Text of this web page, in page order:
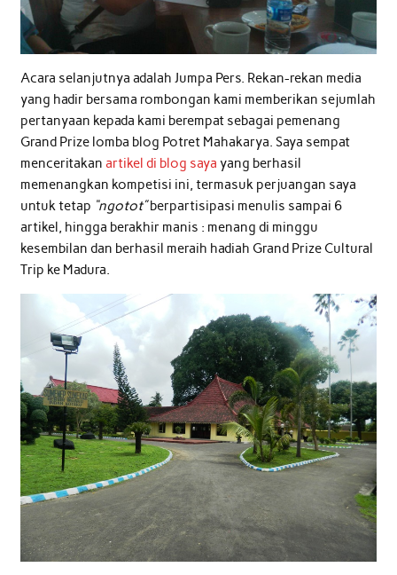
Acara selanjutnya adalah Jumpa Pers. Rekan-rekan media
yang hadir bersama rombongan kami memberikan sejumlah
pertanyaan kepada kami berempat sebagai pemenang
Grand Prize lomba blog Potret Mahakarya. Saya sempat
menceritakan artikel di blog saya yang berhasil
memenangkan kompetisi ini, termasuk perjuangan saya
untuk tetap “ngotot”berpartisipasi menulis sampai 6
artikel, hingga berakhir manis : menang di minggu
kesembilan dan berhasil meraih hadiah Grand Prize Cultural
Trip ke Madura.